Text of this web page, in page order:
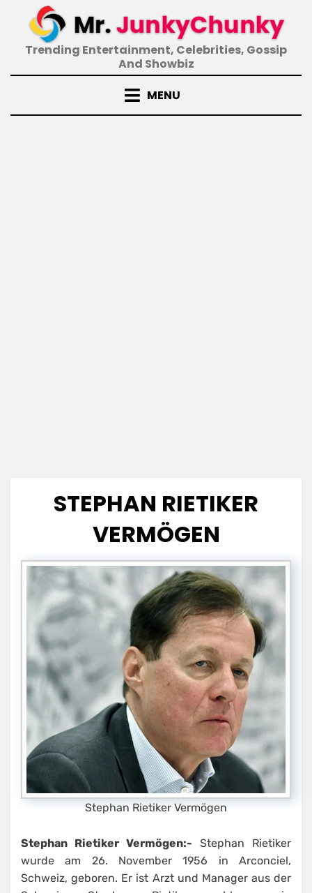
contentTrending Entertainment, Celebrities, Gossip
And Showbiz
MENU
STEPHAN RIETIKER
VERMÖGEN
Stephan Rietiker Vermögen
Stephan Rietiker Vermögen:- Stephan Rietiker
wurde am 26. November 1956 in Arconciel,
Schweiz, geboren. Er ist Arzt und Manager aus der